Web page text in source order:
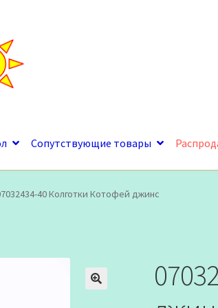
Сопутствующие товары
40 Колготки Котофей джинс